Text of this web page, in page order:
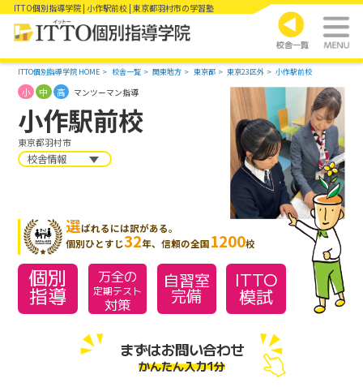
ITTO個別指導学院 | 小作駅前校 | 東京都羽村市の学習塾
ITTO個別指導学院 HOME 校舎一覧 関東地方 東京都 東京23区外 小作駅前校
小作駅前校
東京都羽村市
小 中 高 マンツーマン指導
校舎情報
選ばれるには訳がある。
個別ひとすじ32年、信頼の全国1200校
個別
指導
万全の
定期テスト
対策
自習室
完備
ITTO
模試
まずはお問い合わせ
かんたん入力1分